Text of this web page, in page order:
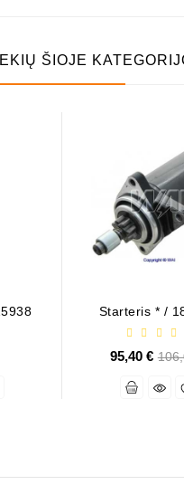
ŠIOJE
Starteris * /
95,40 €